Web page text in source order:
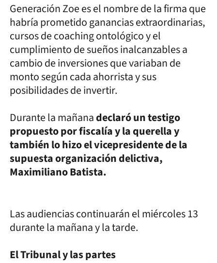
Generación Zoe es el nombre de la firma que
habría prometido ganancias extraordinarias,
cursos de coaching ontológico y el
cumplimiento de sueños inalcanzables a
cambio de inversiones que variaban de
monto según cada ahorrista y sus
posibilidades de invertir.
Durante la mañanadeclaró un testigo
propuesto por fiscalía y la querella y
también lo hizo el vicepresidente de la
supuesta organización delictiva,
Maximiliano Batista.
Las audiencias continuarán el miércoles 13
durante la mañana y la tarde.
El Tribunal y las partes